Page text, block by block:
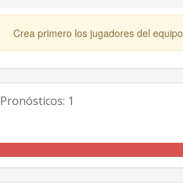
Crea primero los jugadores del equipo
Pronósticos: 1